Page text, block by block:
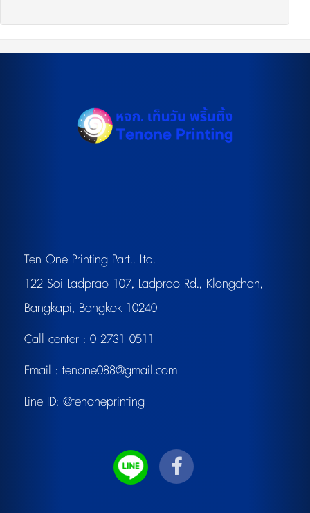
Ten One Printing Part.. Ltd.
122 Soi Ladprao 107, Ladprao Rd., Klongchan,
Bangkapi, Bangkok 10240
Call center : 0-2731-0511
Email : tenone088@gmail.com
Line ID: @tenoneprinting